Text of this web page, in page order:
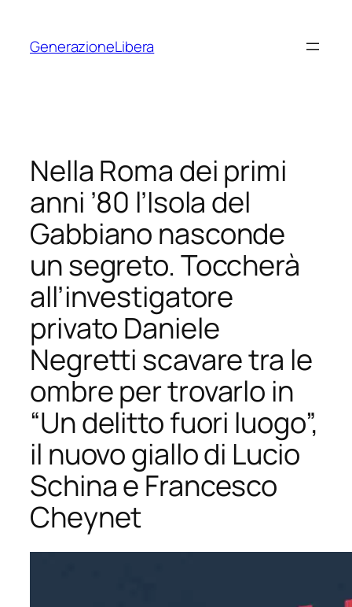
contenuto
GenerazioneLibera
Nella Roma dei primi
anni ’80 l’Isola del
Gabbiano nasconde
un segreto. Toccherà
all’investigatore
privato Daniele
Negretti scavare tra le
ombre per trovarlo in
“Un delitto fuori luogo”,
il nuovo giallo di Lucio
Schina e Francesco
Cheynet